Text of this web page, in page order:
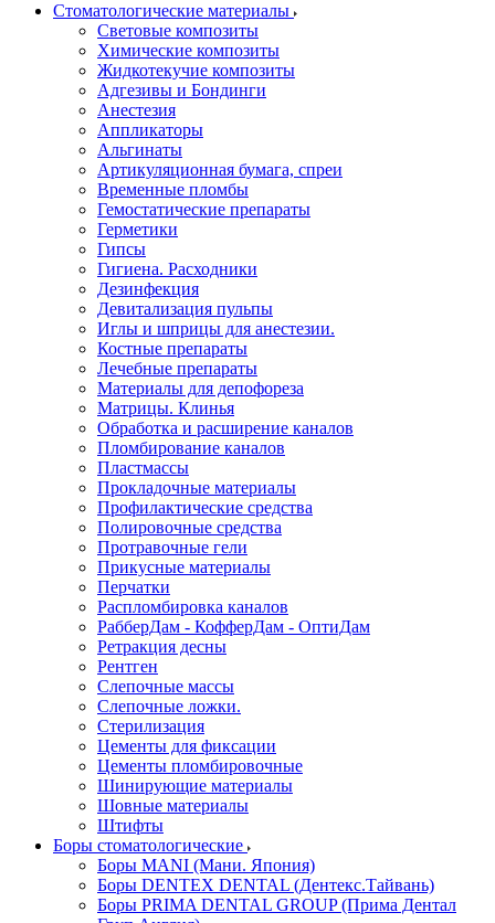
Стоматологические материалы
Световые композиты
Химические композиты
Жидкотекучие композиты
Адгезивы и Бондинги
Анестезия
Аппликаторы
Альгинаты
Артикуляционная бумага, спреи
Временные пломбы
Гемостатические препараты
Герметики
Гипсы
Гигиена. Расходники
Дезинфекция
Девитализация пульпы
Иглы и шприцы для анестезии.
Костные препараты
Лечебные препараты
Материалы для депофореза
Матрицы. Клинья
Обработка и расширение каналов
Пломбирование каналов
Пластмассы
Прокладочные материалы
Профилактические средства
Полировочные средства
Протравочные гели
Прикусные материалы
Перчатки
Распломбировка каналов
РабберДам - КофферДам - ОптиДам
Ретракция десны
Рентген
Слепочные массы
Слепочные ложки.
Стерилизация
Цементы для фиксации
Цементы пломбировочные
Шинирующие материалы
Шовные материалы
Штифты
Боры стоматологические
Боры MANI (Мани. Япония)
Боры DENTEX DENTAL (Дентекс.Тайвань)
Боры PRIMA DENTAL GROUP (Прима Дентал